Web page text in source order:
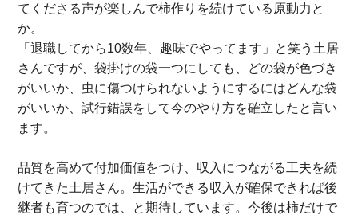
てくださる声が楽しんで柿作りを続けている原動力と
か。
「退職してから10数年、趣味でやってます」と笑う土居
さんですが、袋掛けの袋一つにしても、どの袋が色づき
がいいか、虫に傷つけられないようにするにはどんな袋
がいいか、試行錯誤をして今のやり方を確立したと言い
ます。
品質を高めて付加価値をつけ、収入につながる工夫を続
けてきた土居さん。生活ができる収入が確保できれば後
継者も育つのでは、と期待しています。今後は柿だけで